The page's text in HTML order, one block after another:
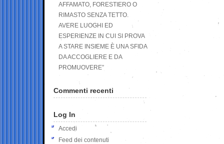
AFFAMATO, FORESTIERO O
RIMASTO SENZA TETTO.
AVERE LUOGHI ED
ESPERIENZE IN CUI SI PROVA
A STARE INSIEME È UNA SFIDA
DA ACCOGLIERE E DA
PROMUOVERE”
Commenti recenti
Log In
Accedi
Feed dei contenuti